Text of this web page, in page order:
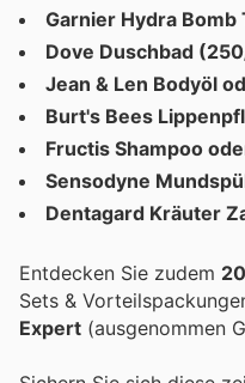
Garnier Hydra Bomb
Dove Duschbad
Jean & Len Bodyöl
Burt's Bees
Fructis Shampoo
Sensodyne
Dentagard Kräuter
Entdecken Sie zudem
Sets &
Expert (ausgenommen